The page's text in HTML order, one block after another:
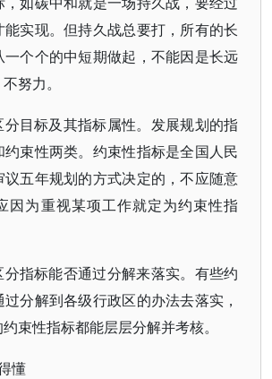
实现。但持久战总要打，所有的长
个个的中短期做起，不能因是长远
努力。
目标及其指标属性。发展规划的指
束性两类。约束性指标是全国人民
五年规划的方式决定的，不应随意
因为重视某项工作就定为约束性指
指标能否通过分解来落实。有些约
分解到各级行政区的办法去落实，
束性指标都能层层分解并考核。
懂